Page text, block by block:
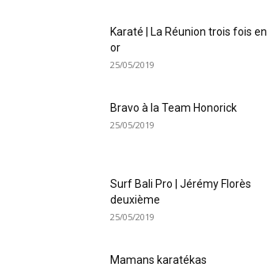
Karaté | La Réunion trois fois en
or
25/05/2019
Bravo à la Team Honorick
25/05/2019
Surf Bali Pro | Jérémy Florès
deuxième
25/05/2019
Mamans karatékas